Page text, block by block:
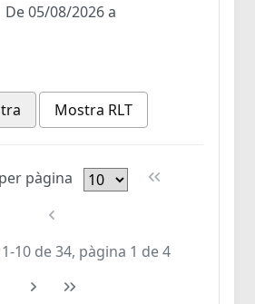
De 05/08/2026 a
Mostra RLT
pàgina
10 de 34, pàgina 1 de 4